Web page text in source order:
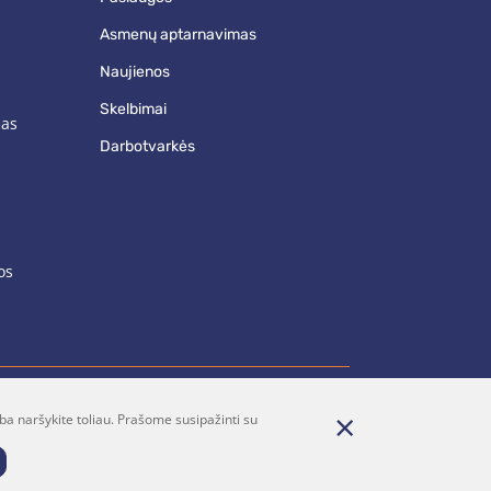
asmenų aptarnavimas
naujienos
skelbimai
darbotvarkės
Parašykite mums
naršykite toliau. Prašome susipažinti su